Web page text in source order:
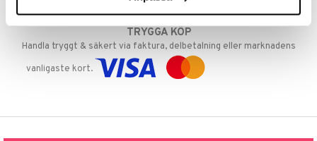
TRYGGA KÖP
Handla tryggt & säkert via faktura, delbetalning eller marknadens
vanligaste kort.